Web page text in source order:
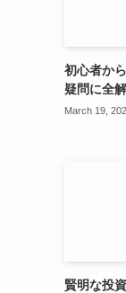
初心者か
疑問に全
March 19,
賢明な投